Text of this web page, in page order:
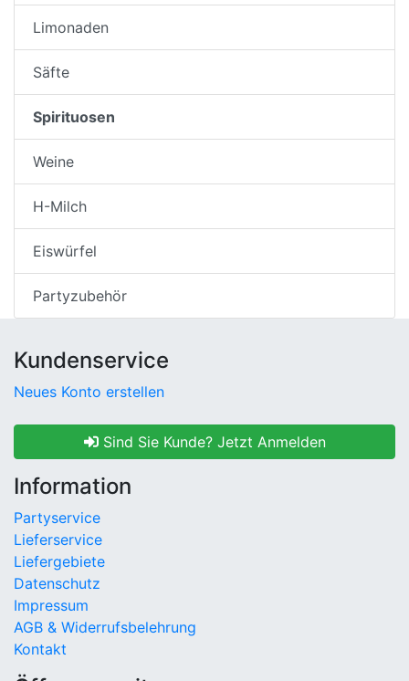
Limonaden
Säfte
Spirituosen
Weine
H-Milch
Eiswürfel
Partyzubehör
Kundenservice
Neues Konto erstellen
Sind Sie Kunde? Jetzt Anmelden
Information
Partyservice
Lieferservice
Liefergebiete
Datenschutz
Impressum
AGB & Widerrufsbelehrung
Kontakt